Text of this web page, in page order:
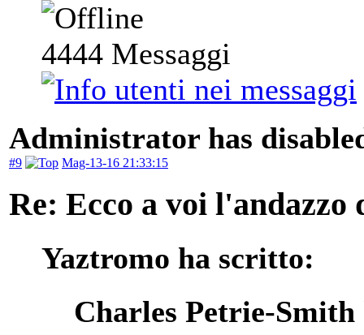
4444 Messaggi
Administrator has
#9 Mag-13-16 21:33:15
Re: Ecco a voi l'andazzo
Yaztromo ha scritto:
Charles Petrie-